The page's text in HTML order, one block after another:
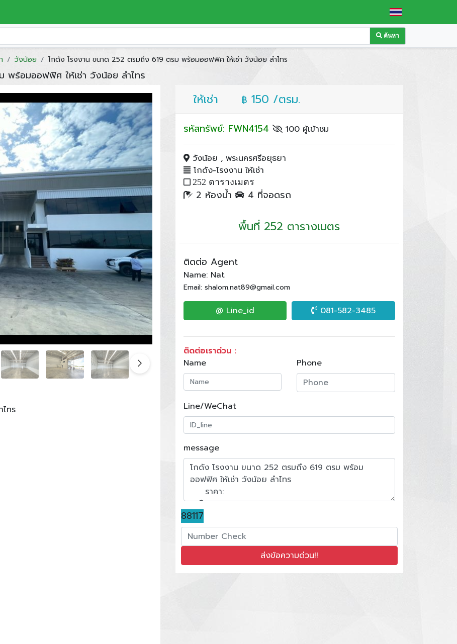
ค้นหา
วังน้อย โกดัง โรงงาน ขนาด 252 ตรมถึง 619 ตรม พร้อมออฟฟิศ ให้เช่า วังน้อย ลำไทร
พร้อมออฟฟิศ ให้เช่า วังน้อย ลำไทร
ไทร
ให้เช่า ฿ 150 /ตรม.
รหัสทรัพย์: FWN4154 100 ผู้เข้าชม
วังน้อย , พระนครศรีอยุธยา
โกดัง-โรงงาน ให้เช่า
252 ตารางเมตร
2 ห้องน้ำ 4 ที่จอดรถ
พื้นที่ 252 ตารางเมตร
ติดต่อ Agent
Name: Nat
Email: shalom.nat89@gmail.com
@ Line_id 081-582-3485
ติดต่อเราด่วน :
Name
Phone
Line/WeChat
message
88117